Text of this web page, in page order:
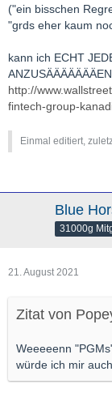
("ein bisschen
"grds eher kaum
kann ich ECHT
ANZUSÄÄÄÄÄÄÄEN
http://
fintech-group-
Einmal editiert,
Blue
31000g
21. August 2021
Zitat von
Weeeeenn
würde ich mir